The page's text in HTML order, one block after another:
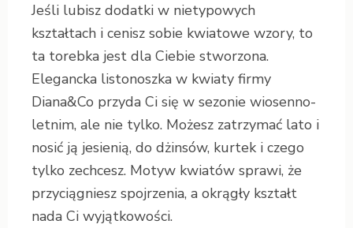
Jeśli lubisz dodatki w nietypowych
kształtach i cenisz sobie kwiatowe wzory, to
ta torebka jest dla Ciebie stworzona.
Elegancka listonoszka w kwiaty firmy
Diana&Co przyda Ci się w sezonie wiosenno-
letnim, ale nie tylko. Możesz zatrzymać lato i
nosić ją jesienią, do dżinsów, kurtek i czego
tylko zechcesz. Motyw kwiatów sprawi, że
przyciągniesz spojrzenia, a okrągły kształt
nada Ci wyjątkowości.